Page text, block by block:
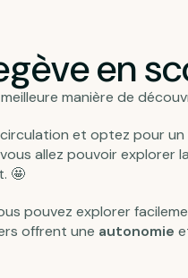
en
meilleure manière de
et optez pour un
allez pouvoir explorer
🤩
pouvez explorer
offrent une autonomie